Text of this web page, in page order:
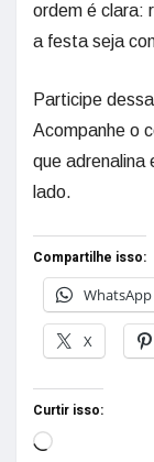
ordem é clara:
a festa seja
Participe
Acompanhe o
que adrenalina
lado.
Compartilhe isso:
WhatsApp
X
Curtir isso: